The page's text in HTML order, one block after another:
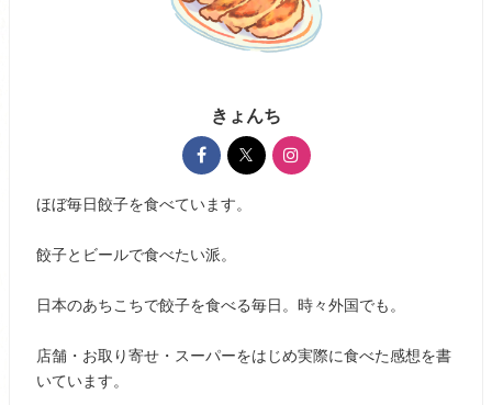
きょんち
ほぼ毎日餃子を食べています。
餃子とビールで食べたい派。
日本のあちこちで餃子を食べる毎日。時々外国でも。
店舗・お取り寄せ・スーパーをはじめ実際に食べた感想を書
いています。